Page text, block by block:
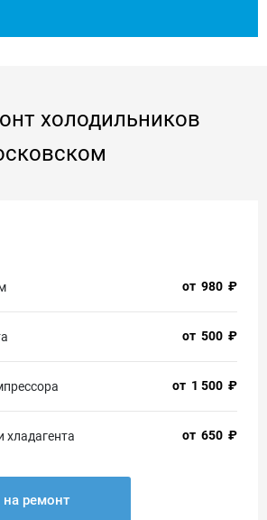
холодильников
от 980 ₽
от 500 ₽
от 1 500 ₽
хладагента от 650 ₽
на ремонт